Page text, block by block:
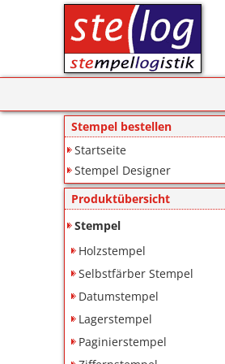
Stempel bestellen
Startseite
Stempel Designer
Produktübersicht
Stempel
Holzstempel
Selbstfärber Stempel
Datumstempel
Lagerstempel
Paginierstempel